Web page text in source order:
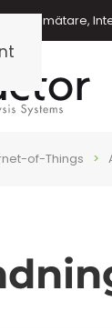
oljemätare,
of-Things